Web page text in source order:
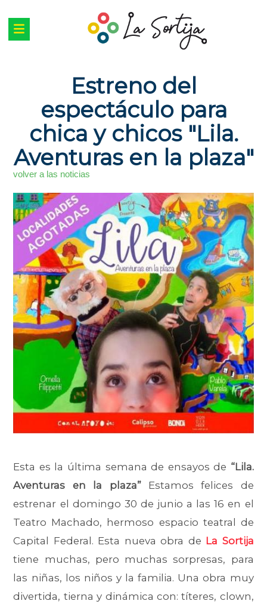
Estreno del
espectáculo para
chica y chicos "Lila.
Aventuras en la plaza"
volver a las noticias
Esta es la última semana de ensayos de “Lila.
Aventuras en la plaza”Estamos felices de
estrenar el domingo 30 de junio a las 16 en el
Teatro Machado, hermoso espacio teatral de
Capital Federal. Esta nueva obra de La Sortija
tiene muchas, pero muchas sorpresas, para
las niñas, los niños y la familia. Una obra muy
divertida, tierna y dinámica con: títeres, clown,